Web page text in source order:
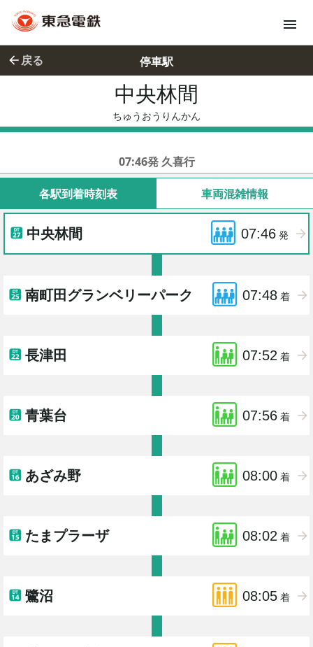
戻る 停車駅
中央林間
ちゅうおうりんかん
07:46発 久喜行
各駅到着時刻表 車両混雑情報
中央林間 07:46 発
南町田グランベリーパーク 07:48 着
長津田 07:52 着
青葉台 07:56 着
あざみ野 08:00 着
たまプラーザ 08:02 着
鷺沼 08:05 着